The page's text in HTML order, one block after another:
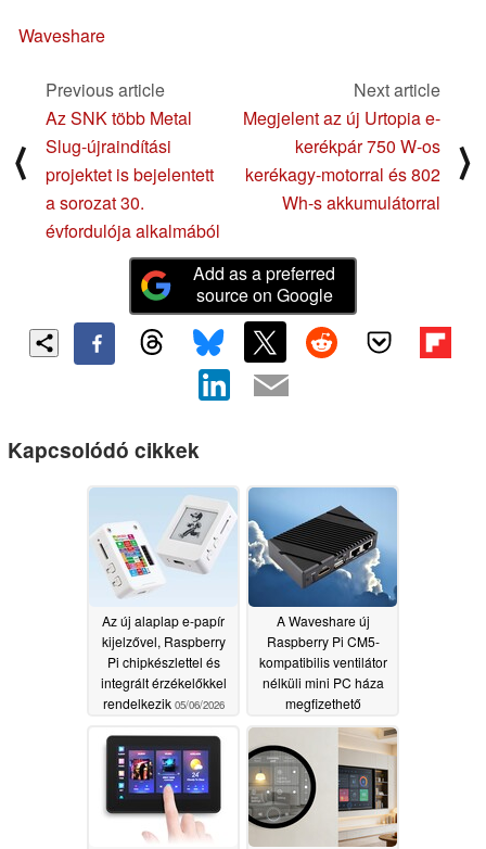
Waveshare
⟨
Previous article
Az SNK több Metal
Slug-újraindítási
projektet is bejelentett
a sorozat 30.
évfordulója alkalmából
Next article
Megjelent az új Urtopia e-
kerékpár 750 W-os
kerékagy-motorral és 802
Wh-s akkumulátorral
⟩
Add as a preferred
source on Google
Kapcsolódó cikkek
Az új alaplap e-papír
kijelzővel, Raspberry
Pi chipkészlettel és
integrált érzékelőkkel
rendelkezik 05/06/2026
A Waveshare új
Raspberry Pi CM5-
kompatibilis ventilátor
nélküli mini PC háza
megfizethető
árcédulával, kettős
Ethernet-csatlakozóval
03/20/2026